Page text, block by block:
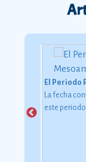
El Periodo
La fecha
este